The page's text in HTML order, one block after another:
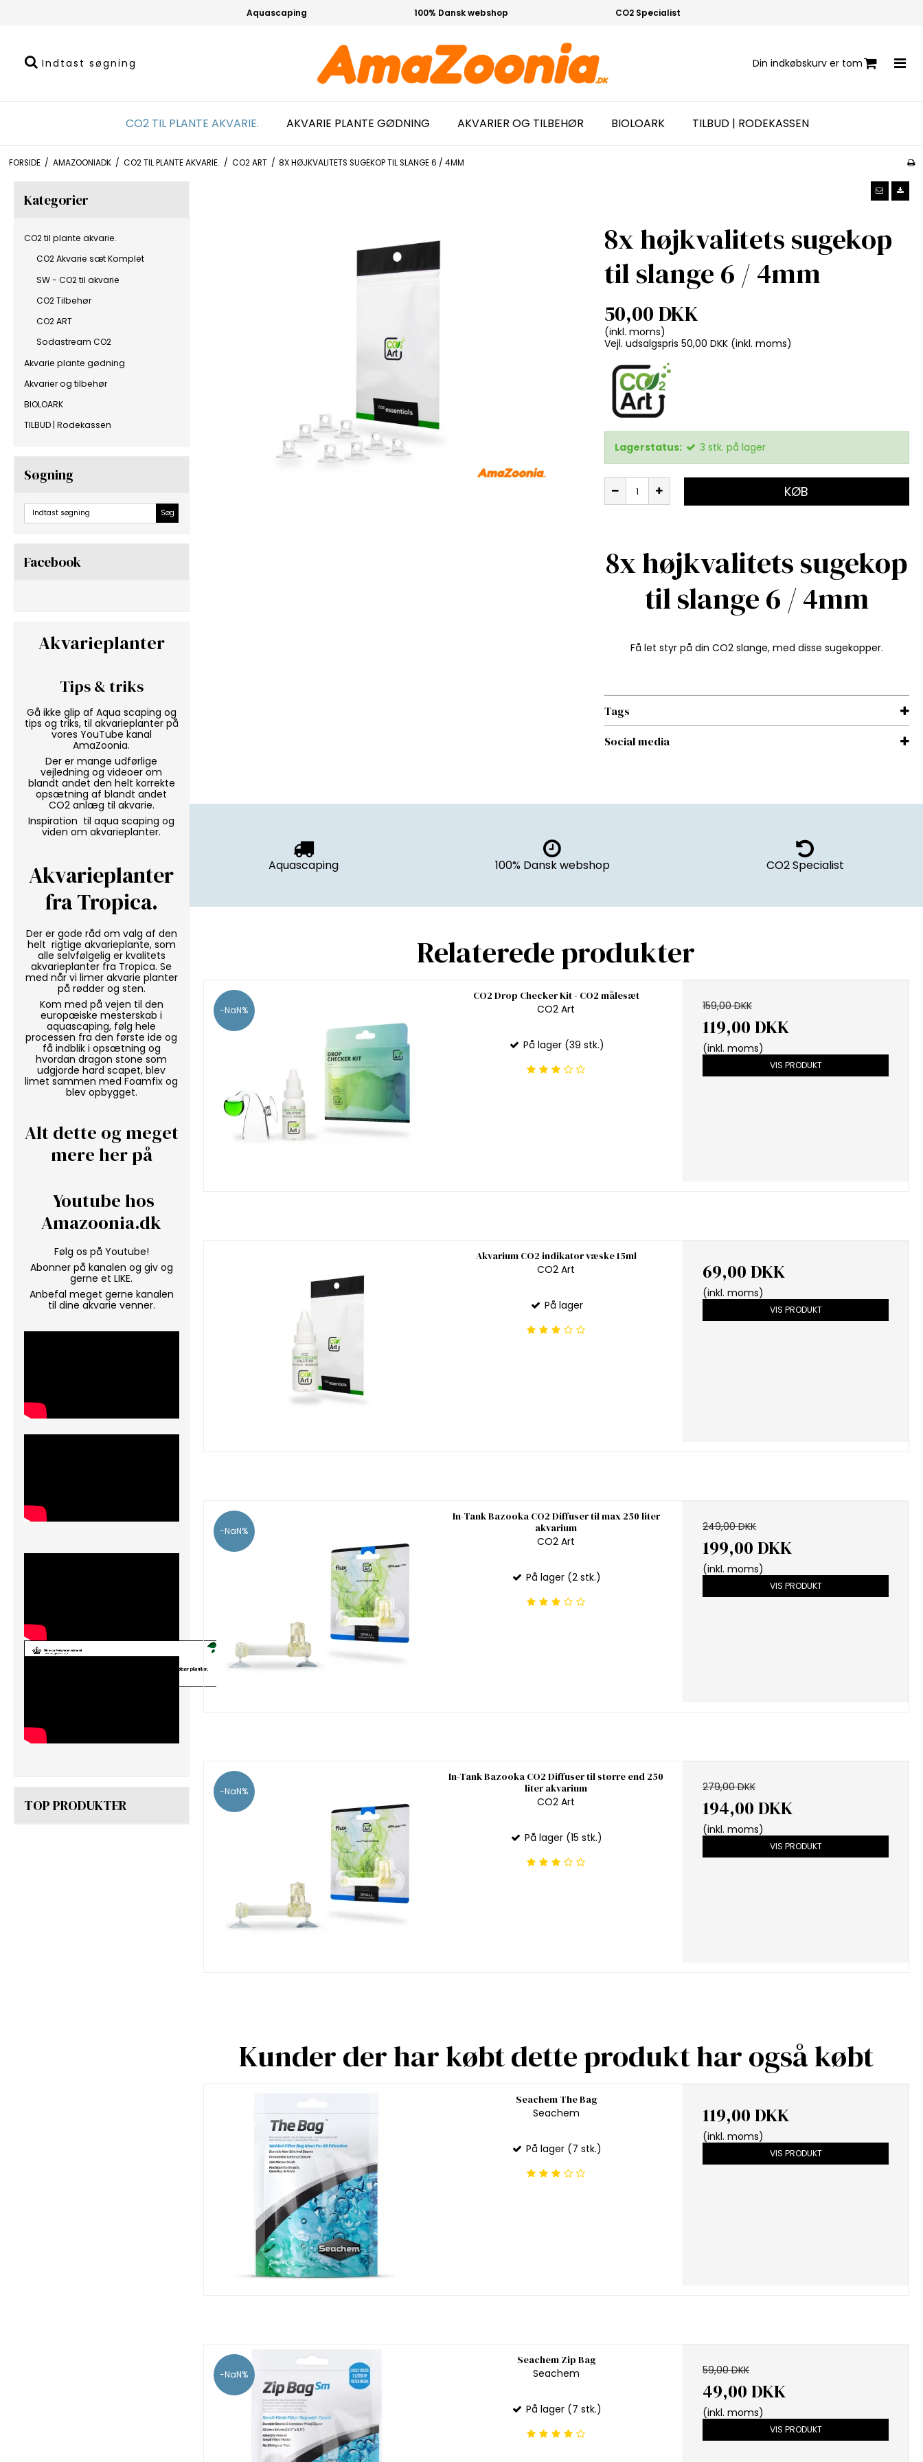
Aquascaping 100% Dansk webshop CO2 Specialist
Din indkøbskurv er tom
CO2 TIL PLANTE AKVARIE. AKVARIE PLANTE GØDNING AKVARIER OG TILBEHØR BIOLOARK TILBUD | RODEKASSEN
FORSIDE / AMAZOONIADK / CO2 TIL PLANTE AKVARIE. / CO2 ART / 8X HØJKVALITETS SUGEKOP TIL SLANGE 6 / 4MM
Kategorier
CO2 til plante akvarie.
CO2 Akvarie sæt Komplet
SW - CO2 til akvarie
CO2 Tilbehør
CO2 ART
Sodastream CO2
Akvarie plante gødning
Akvarier og tilbehør
BIOLOARK
TILBUD | Rodekassen
Søgning
Søg
Facebook
Akvarieplanter
Tips & triks
Gå ikke glip af Aqua scaping og
tips og triks, til akvarieplanter på
vores YouTube kanal
AmaZoonia.
Der er mange udførlige
vejledning og videoer om
blandt andet den helt korrekte
opsætning af blandt andet
CO2 anlæg til akvarie.
Inspiration til aqua scaping og
viden om akvarieplanter.
Akvarieplanter
fra Tropica.
Der er gode råd om valg af den
helt rigtige akvarieplante, som
alle selvfølgelig er kvalitets
akvarieplanter fra Tropica. Se
med når vi limer akvarie planter
på rødder og sten.
Kom med på vejen til den
europæiske mesterskab i
aquascaping, følg hele
processen fra den første ide og
få indblik i opsætning og
hvordandragon stone som
udgjorde hard scapet, blev
limet sammen medFoamfix og
blev opbygget.
Alt dette og meget
mere her på
Youtube hos
Amazoonia.dk
Følg os på Youtube!
Abonner på kanalen og giv og
gerne et LIKE.
Anbefal meget gerne kanalen
til dine akvarie venner.
TOP PRODUKTER
8x højkvalitets sugekop
til slange 6 / 4mm
50,00 DKK
(inkl. moms)
Vejl. udsalgspris 50,00 DKK (inkl. moms)
Lagerstatus: 3 stk. på lager
KØB
8x højkvalitets sugekop
til slange 6 / 4mm
Få let styr på din CO2 slange, med disse sugekopper.
Tags
Social media
Aquascaping 100% Dansk webshop CO2 Specialist
Relaterede produkter
-NaN%
CO2 Drop Checker Kit - CO2 målesæt
CO2 Art
På lager (39 stk.)
159,00 DKK
119,00 DKK
(inkl. moms)
VIS PRODUKT
Akvarium CO2 indikator væske 15ml
CO2 Art
På lager
69,00 DKK
(inkl. moms)
VIS PRODUKT
-NaN%
In-Tank Bazooka CO2 Diffuser til max 250 liter
akvarium
CO2 Art
På lager (2 stk.)
249,00 DKK
199,00 DKK
(inkl. moms)
VIS PRODUKT
-NaN%
In-Tank Bazooka CO2 Diffuser til større end 250
liter akvarium
CO2 Art
På lager (15 stk.)
279,00 DKK
194,00 DKK
(inkl. moms)
VIS PRODUKT
Kunder der har købt dette produkt har også købt
Seachem The Bag
Seachem
På lager (7 stk.)
119,00 DKK
(inkl. moms)
VIS PRODUKT
-NaN%
Seachem Zip Bag
Seachem
På lager (7 stk.)
59,00 DKK
49,00 DKK
(inkl. moms)
VIS PRODUKT